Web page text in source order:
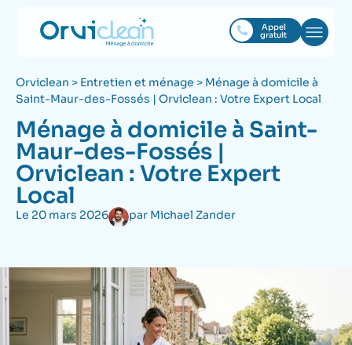
Appel
gratuit
Orviclean > Entretien et ménage > Ménage à domicile à
Saint-Maur-des-Fossés | Orviclean : Votre Expert Local
Ménage à domicile à Saint-
Maur-des-Fossés |
Orviclean : Votre Expert
Local
Le 20 mars 2026 par Michael Zander